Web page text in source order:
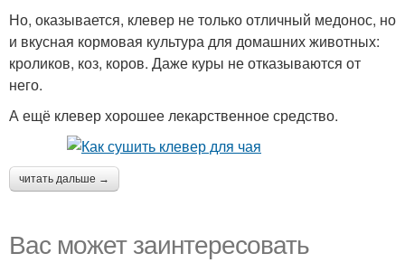
Но, оказывается, клевер не только отличный медонос, но
и вкусная кормовая культура для домашних животных:
кроликов, коз, коров. Даже куры не отказываются от
него.
А ещё клевер хорошее лекарственное средство.
читать дальше →
Вас может заинтересовать